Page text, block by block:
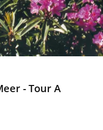
- Tour A